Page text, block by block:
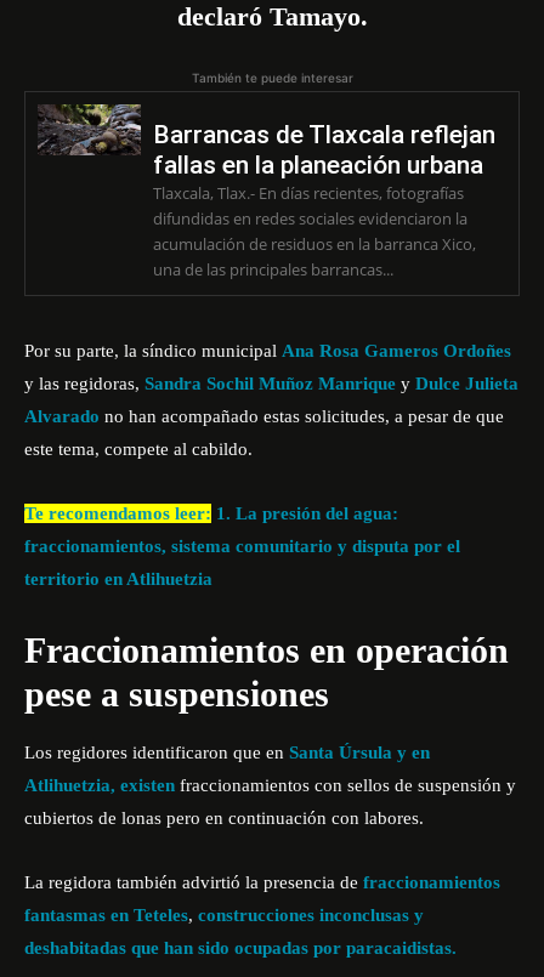
declaró Tamayo.
También te puede interesar
Barrancas de Tlaxcala reflejan
fallas en la planeación urbana
Tlaxcala, Tlax.- En días recientes, fotografías
difundidas en redes sociales evidenciaron la
acumulación de residuos en la barranca Xico,
una de las principales barrancas...
Por su parte, la síndico municipal Ana Rosa Gameros Ordoñes
y las regidoras, Sandra Sochil Muñoz Manrique y Dulce Julieta
Alvarado no han acompañado estas solicitudes, a pesar de que
este tema, compete al cabildo.
Te recomendamos leer: 1. ⁠La presión del agua:
fraccionamientos, sistema comunitario y disputa por el
territorio en Atlihuetzia
Fraccionamientos en operación
pese a suspensiones
Los regidores identificaron que en Santa Úrsula y en
Atlihuetzia, existen fraccionamientos con sellos de suspensión y
cubiertos de lonas pero en continuación con labores.
La regidora también advirtió la presencia de fraccionamientos
fantasmas en Teteles, construcciones inconclusas y
deshabitadas que han sido ocupadas por paracaidistas.